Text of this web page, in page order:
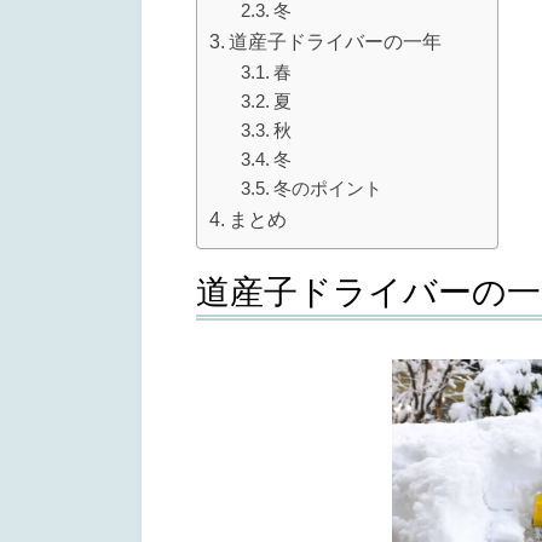
冬
道産子ドライバーの一年
春
夏
秋
冬
冬のポイント
まとめ
道産子ドライバーの